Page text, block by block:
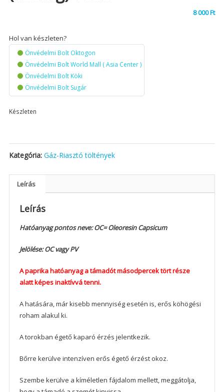
8 000Ft
Hol van készleten?
Önvédelmi Bolt Oktogon
Önvédelmi Bolt World Mall ( Asia Center )
Önvédelmi Bolt Köki
Önvédelmi Bolt Sugár
Készleten
Kategória: Gáz-Riasztó töltények
Leírás
Leírás
Hatóanyag pontos neve: OC= Oleoresin Capsicum
Jelölése: OC vagy PV
A paprika hatóanyag a támadót másodpercek tört része
alatt képes inaktívvá tenni.
A hatására, már kisebb mennyiség esetén is, erős köhögési
roham alakul ki.
A torokban égető kaparó érzés jelentkezik.
Bőrre kerülve intenzíven erős égető érzést okoz.
Szembe kerülve a kíméletlen fájdalom mellett, meggátolja,